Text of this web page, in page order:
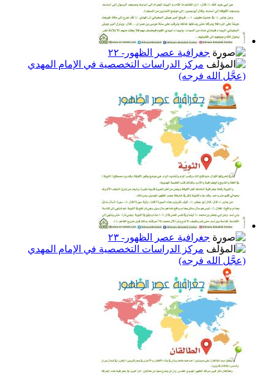
جغرافية عصر الظهور- ٢٢
مركز الدراسات التخصصية في الإمام المهدي
(عجَّل الله فرجه)
جغرافية عصر الظهور- ٢٣
مركز الدراسات التخصصية في الإمام المهدي
(عجَّل الله فرجه)